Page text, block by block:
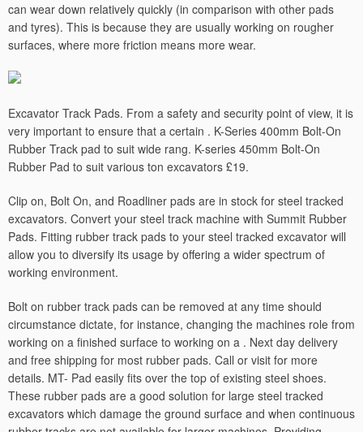
can wear down relatively quickly (in comparison with other pads
and tyres). This is because they are usually working on rougher
surfaces, where more friction means more wear.
Excavator Track Pads. From a safety and security point of view, it is
very important to ensure that a certain . K-Series 400mm Bolt-On
Rubber Track pad to suit wide rang. K-series 450mm Bolt-On
Rubber Pad to suit various ton excavators £19.
Clip on, Bolt On, and Roadliner pads are in stock for steel tracked
excavators. Convert your steel track machine with Summit Rubber
Pads. Fitting rubber track pads to your steel tracked excavator will
allow you to diversify its usage by offering a wider spectrum of
working environment.
Bolt on rubber track pads can be removed at any time should
circumstance dictate, for instance, changing the machines role from
working on a finished surface to working on a . Next day delivery
and free shipping for most rubber pads. Call or visit for more
details. MT- Pad easily fits over the top of existing steel shoes.
These rubber pads are a good solution for large steel tracked
excavators which damage the ground surface and when continuous